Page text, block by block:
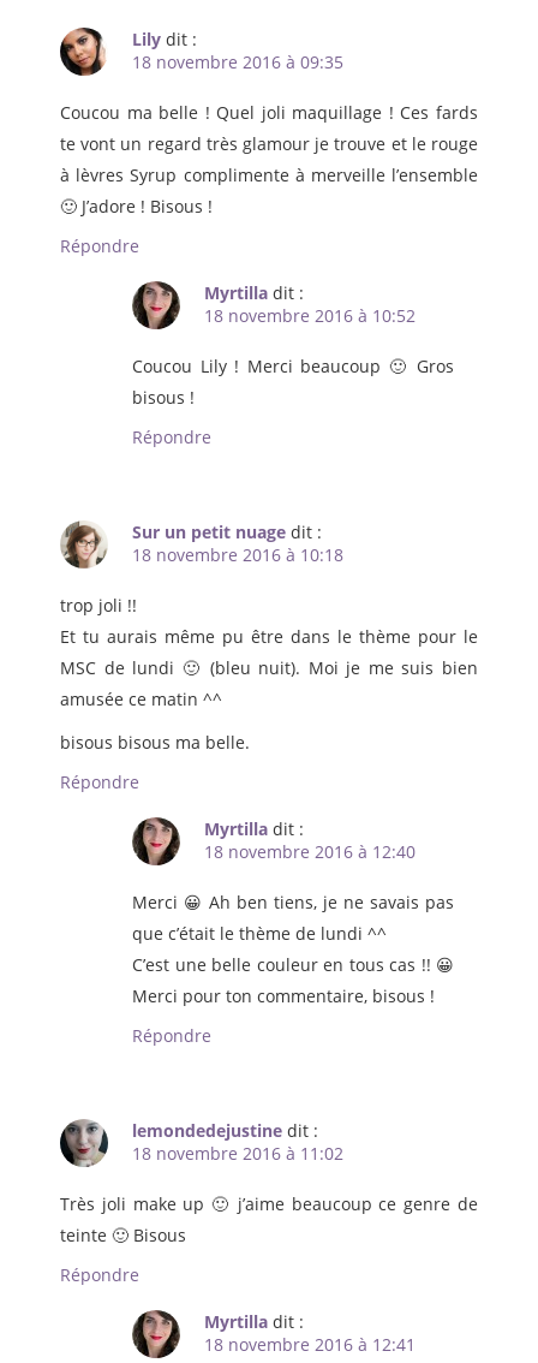
Lily dit :
18 novembre 2016 à 09:35
Coucou ma belle ! Quel joli maquillage ! Ces fards
te vont un regard très glamour je trouve et le rouge
à lèvres Syrup complimente à merveille l’ensemble
🙂 J’adore ! Bisous !
Répondre
Myrtilla dit :
18 novembre 2016 à 10:52
Coucou Lily ! Merci beaucoup 🙂 Gros
bisous !
Répondre
Sur un petit nuage dit :
18 novembre 2016 à 10:18
trop joli !!
Et tu aurais même pu être dans le thème pour le
MSC de lundi 🙂 (bleu nuit). Moi je me suis bien
amusée ce matin ^^
bisous bisous ma belle.
Répondre
Myrtilla dit :
18 novembre 2016 à 12:40
Merci 😀 Ah ben tiens, je ne savais pas
que c’était le thème de lundi ^^
C’est une belle couleur en tous cas !! 😀
Merci pour ton commentaire, bisous !
Répondre
lemondedejustine dit :
18 novembre 2016 à 11:02
Très joli make up 🙂 j’aime beaucoup ce genre de
teinte 🙂 Bisous
Répondre
Myrtilla dit :
18 novembre 2016 à 12:41